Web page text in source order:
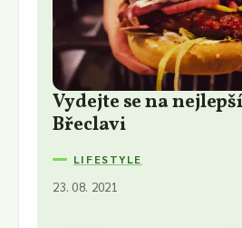
Vydejte se na
Břeclavi
LIFESTYLE
23. 08. 2021